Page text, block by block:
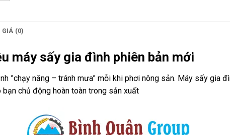
(0)
máy sấy gia đình phiên bản mới
”chạy năng – tránh mưa” mỗi khi phơi nông sản. Máy sấy gia
bạn chủ động hoàn toàn trong sản xuất